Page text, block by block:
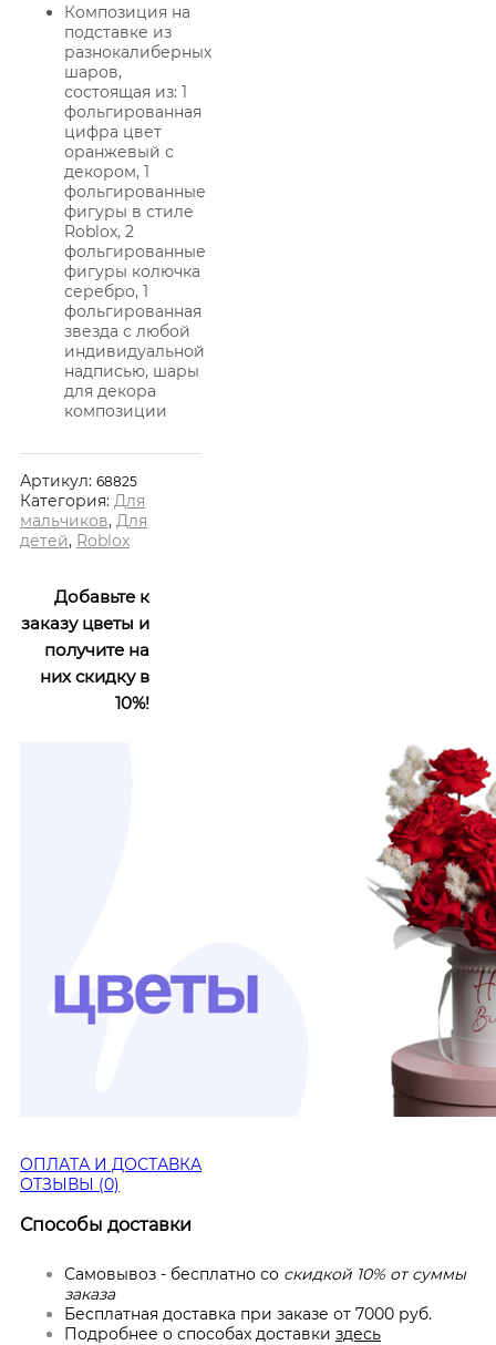
Композиция на
подставке из
разнокалиберных
шаров,
состоящая из: 1
фольгированная
цифра цвет
оранжевый с
декором, 1
фольгированные
фигуры в стиле
Roblox, 2
фольгированные
фигуры колючка
серебро, 1
фольгированная
звезда с любой
индивидуальной
надписью, шары
для декора
композиции
Артикул: 68825
Категория: Для
мальчиков, Для
детей, Roblox
Добавьте к
заказу цветы и
получите на
них скидку в
10%!
ОПЛАТА И ДОСТАВКА
ОТЗЫВЫ (0)
Способы доставки
Самовывоз - бесплатно со скидкой 10% от суммы
заказа
Бесплатная доставка при заказе от 7000 руб.
Подробнее о способах доставки здесь